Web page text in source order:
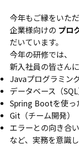
今年もご縁をいただ
企業様向けの プロ
だいています。
今年の研修では、
新入社員の皆さんに
Javaプログラミン
データベース（SQL
Spring Bootを使っ
Git（チーム開発）
エラーとの向き合い
など、実務を意識